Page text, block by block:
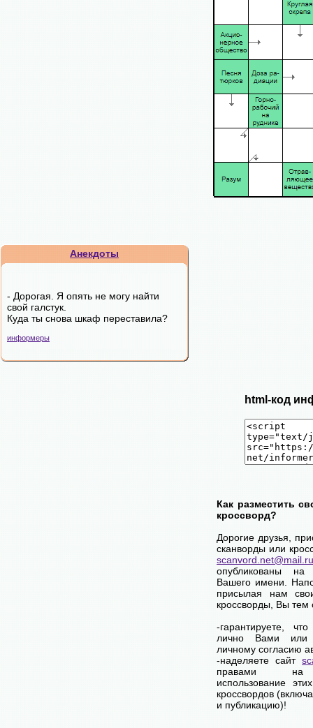
Анекдоты
- Дорогая. Я опять не могу найти
свой галстук.
Куда ты снова шкаф переставила?
информеры
html-код
Как разместить
кроссворд?
Дорогие друзья,
сканворды или
scanvord.net@mail.ru
опубликованы
Вашего имени.
присылая нам
кроссворды, Вы
-гарантируете,
лично Вами или
личному согласию
-наделяете сайт
правами на
использование
кроссвордов
и публикацию)!